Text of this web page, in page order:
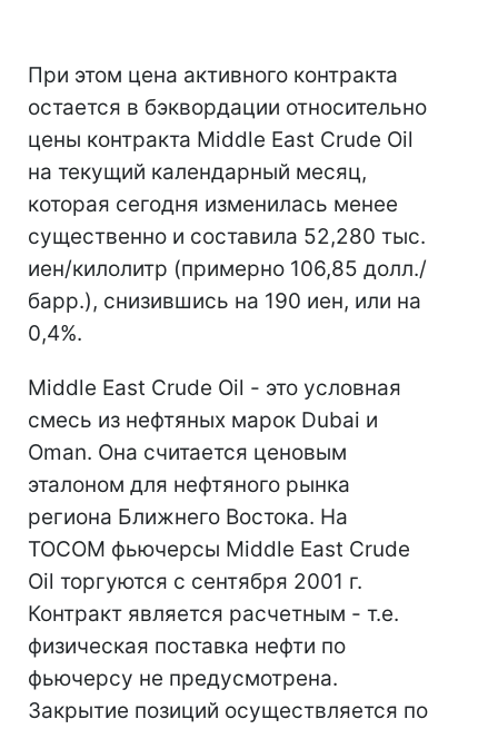
При этом цена активного контракта
остается в бэквордации относительно
цены контракта Middle East Crude Oil
на текущий календарный месяц,
которая сегодня изменилась менее
существенно и составила 52,280 тыс.
иен/килолитр (примерно 106,85 долл./
барр.), снизившись на 190 иен, или на
0,4%.
Middle East Crude Oil - это условная
смесь из нефтяных марок Dubai и
Oman. Она считается ценовым
эталоном для нефтяного рынка
региона Ближнего Востока. На
TOCOM фьючерсы Middle East Crude
Oil торгуются с сентября 2001 г.
Контракт является расчетным - т.е.
физическая поставка нефти по
фьючерсу не предусмотрена.
Закрытие позиций осуществляется по